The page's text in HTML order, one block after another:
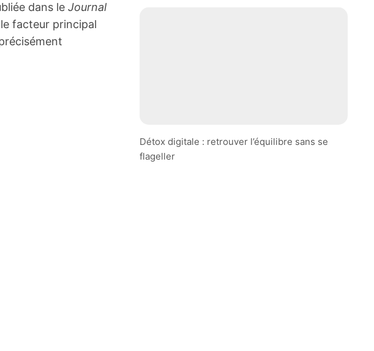
dans le Journal
facteur principal
Détox digitale : retrouver l’équilibre sans se
flageller